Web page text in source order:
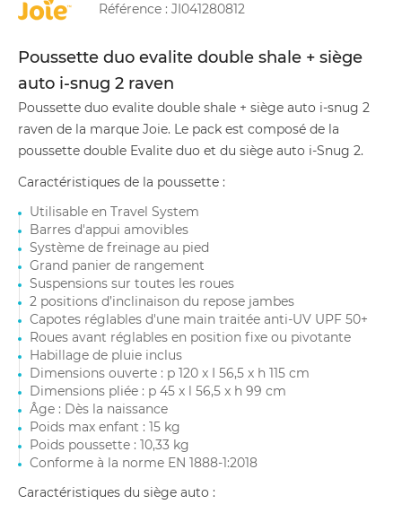
Référence : JI041280812
Poussette duo evalite double shale + siège
auto i-snug 2 raven
Poussette duo evalite double shale + siège auto i-snug 2
raven de la marque Joie. Le pack est composé de la
poussette double Evalite duo et du siège auto i-Snug 2.
Caractéristiques de la poussette :
Utilisable en Travel System
Barres d'appui amovibles
Système de freinage au pied
Grand panier de rangement
Suspensions sur toutes les roues
2 positions d’inclinaison du repose jambes
Capotes réglables d'une main traitée anti-UV UPF 50+
Roues avant réglables en position fixe ou pivotante
Habillage de pluie inclus
Dimensions ouverte : p 120 x I 56,5 x h 115 cm
Dimensions pliée : p 45 x l 56,5 x h 99 cm
Âge : Dès la naissance
Poids max enfant : 15 kg
Poids poussette : 10,33 kg
Conforme à la norme EN 1888-1:2018
Caractéristiques du siège auto :